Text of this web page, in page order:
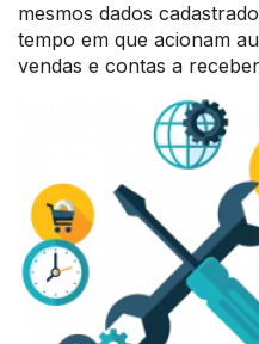
mesmos dados
tempo em que acionam
vendas e contas a